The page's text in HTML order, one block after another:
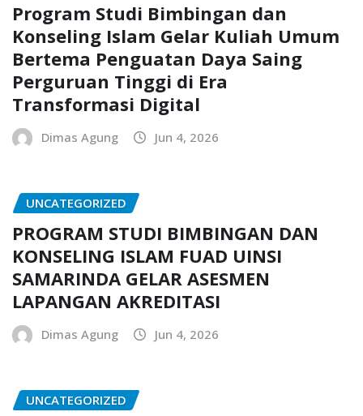
Program Studi Bimbingan dan
Konseling Islam Gelar Kuliah Umum
Bertema Penguatan Daya Saing
Perguruan Tinggi di Era
Transformasi Digital
Dimas Agung Jun 4, 2026
UNCATEGORIZED
PROGRAM STUDI BIMBINGAN DAN
KONSELING ISLAM FUAD UINSI
SAMARINDA GELAR ASESMEN
LAPANGAN AKREDITASI
Dimas Agung Jun 4, 2026
UNCATEGORIZED